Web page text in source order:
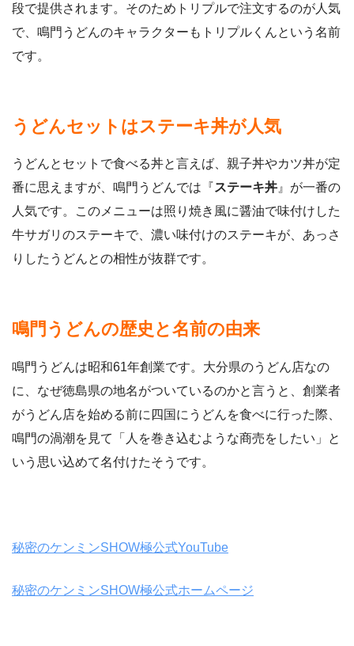
段で提供されます。そのためトリプルで注文するのが人気
で、鳴門うどんのキャラクターもトリプルくんという名前
です。
うどんセットはステーキ丼が人気
うどんとセットで食べる丼と言えば、親子丼やカツ丼が定
番に思えますが、鳴門うどんでは『ステーキ丼 』が一番の
人気です。このメニューは照り焼き風に醤油で味付けした
牛サガリのステーキで、濃い味付けのステーキが、あっさ
りしたうどんとの相性が抜群です。
鳴門うどんの歴史と名前の由来
鳴門うどんは昭和61年創業です。大分県のうどん店なの
に、なぜ徳島県の地名がついているのかと言うと、創業者
がうどん店を始める前に四国にうどんを食べに行った際、
鳴門の渦潮を見て「人を巻き込むような商売をしたい」と
いう思い込めて名付けたそうです。
秘密のケンミンSHOW極公式YouTube
秘密のケンミンSHOW極公式ホームページ